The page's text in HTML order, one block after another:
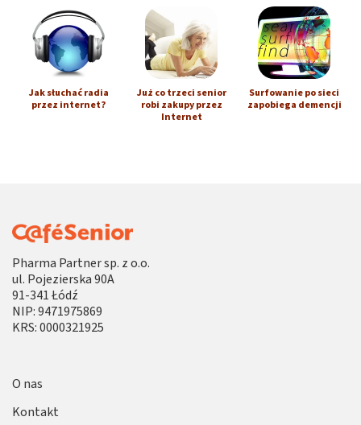
Jak słuchać radia
przez internet?
Już co trzeci senior
robi zakupy przez
Internet
Surfowanie po sieci
zapobiega demencji
Pharma Partner sp. z o.o.
ul. Pojezierska 90A
91-341 Łódź
NIP: 9471975869
KRS: 0000321925
O nas
Kontakt